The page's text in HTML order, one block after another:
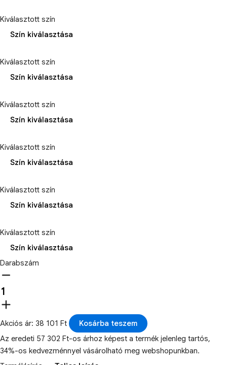
Kiválasztott szín
Szín kiválasztása
Kiválasztott szín
Szín kiválasztása
Kiválasztott szín
Szín kiválasztása
Kiválasztott szín
Szín kiválasztása
Kiválasztott szín
Szín kiválasztása
Kiválasztott szín
Szín kiválasztása
Darabszám
Akciós ár: 38 101 Ft
Kosárba teszem
Az eredeti 57 302 Ft-os árhoz képest a termék jelenleg tartós,
34%-os kedvezménnyel vásárolható meg webshopunkban.